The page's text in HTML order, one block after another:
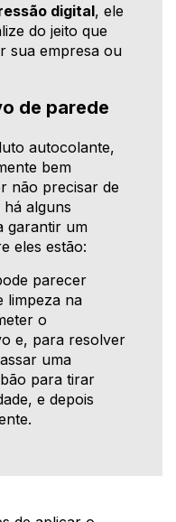
digital, ele
do jeito que
sua empresa ou
de parede
autocolante,
bem
não precisar de
alguns
garantir um
eles estão:
parecer
limpeza na
o
e, para resolver
uma
para tirar
e depois